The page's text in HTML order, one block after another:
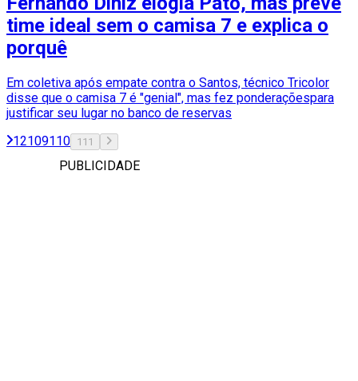
time ideal sem o camisa 7 e explica o
porquê
Em coletiva após empate contra o Santos, técnico Tricolor
disse que o camisa 7 é "genial", mas fez ponderaçõespara
justificar seu lugar no banco de reservas
12109110 111
PUBLICIDADE